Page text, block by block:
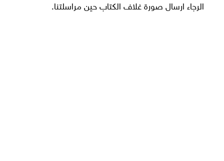
الرجاء ارسال صورة غلاف الكتاب حين مراسلتنا.